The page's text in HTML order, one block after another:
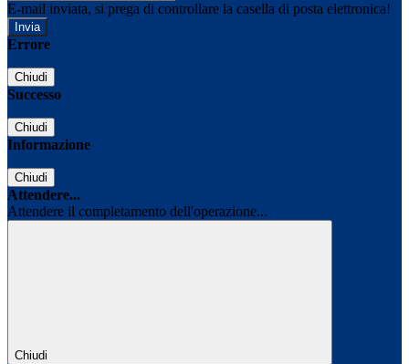
E-mail inviata, si prega di controllare la casella di posta elettronica!
Errore
Chiudi
Successo
Chiudi
Informazione
Chiudi
Attendere...
Attendere il completamento dell'operazione...
Chiudi